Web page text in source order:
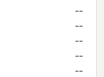
--
--
--
--
--